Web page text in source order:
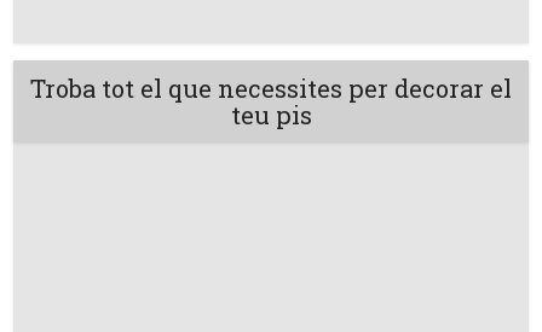
Troba tot el que necessites per decorar el
teu pis